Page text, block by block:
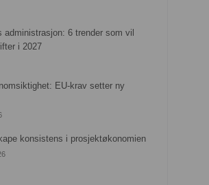
administrasjon: 6 trender som vil
i 2027
EU-krav setter ny
konsistens i prosjektøkonomien